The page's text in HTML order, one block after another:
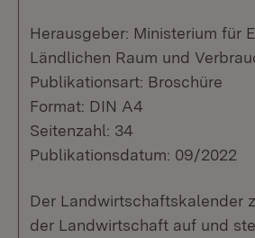
Herausgeber: Ministerium für
Ländlichen Raum und
Publikationsart: Broschüre
Format: DIN A4
Seitenzahl: 34
Publikationsdatum: 09/2022
Der Landwirtschaftskalender
der Landwirtschaft auf und